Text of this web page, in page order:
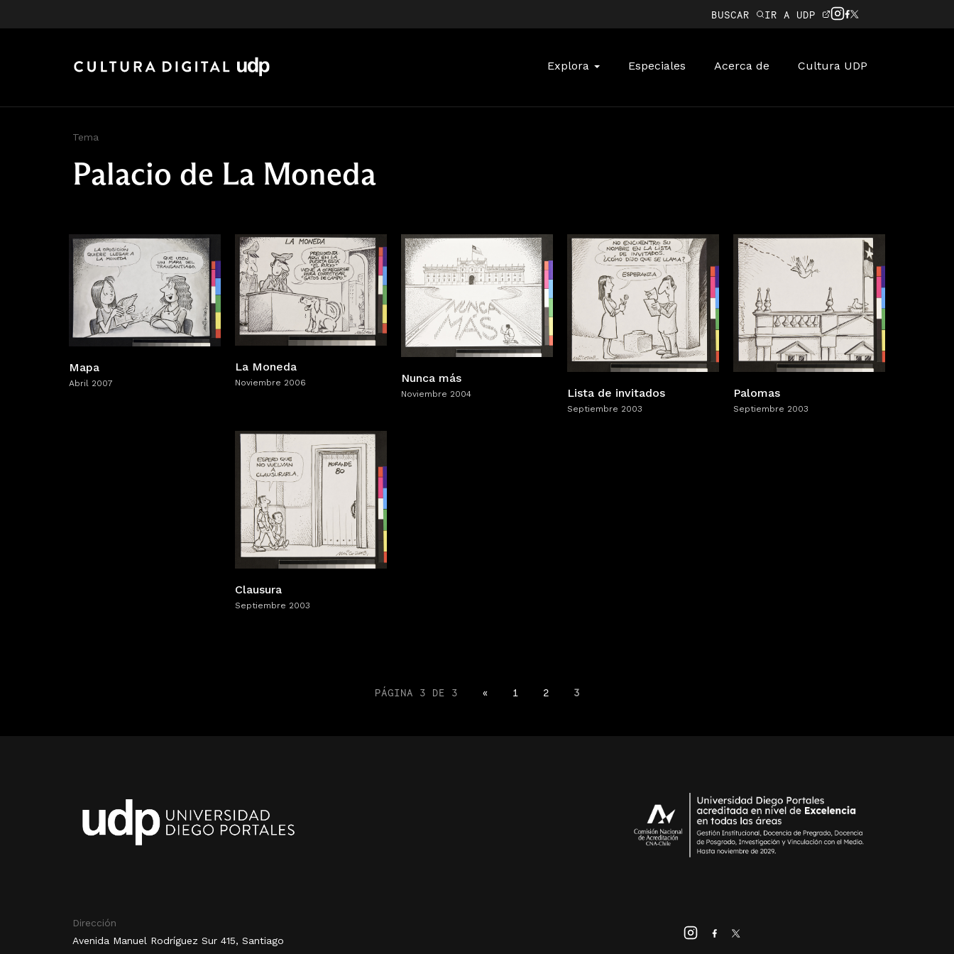
BUSCAR IR A UDP
Explora Especiales Acerca de Cultura UDP
Tema
Palacio de La Moneda
Mapa
Abril 2007
La Moneda
Noviembre 2006 Nunca más
Noviembre 2004 Lista de invitados
Septiembre 2003
Palomas
Septiembre 2003
Clausura
Septiembre 2003
PÁGINA 3 DE 3 « 1 2 3
Dirección
Avenida Manuel Rodríguez Sur 415, Santiago